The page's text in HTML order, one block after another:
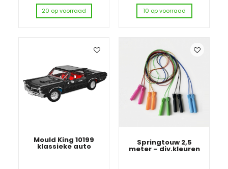
20 op voorraad 10 op voorraad
Mould King 10199
klassieke auto Springtouw 2,5
meter – div.kleuren